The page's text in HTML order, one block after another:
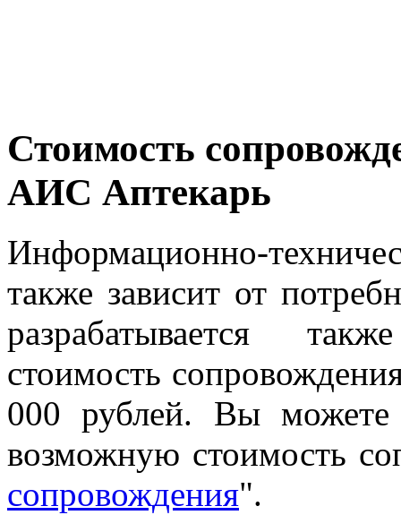
Стоимость
АИС Аптекарь
Информационно-
также зависит от
разрабатывается
стоимость
000 рублей. Вы можете
возможную стоимость
сопровождения".